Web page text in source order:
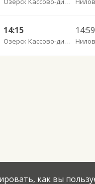
14:15
Озерск Кассово-диспетчерский пункт
14:59
как вы